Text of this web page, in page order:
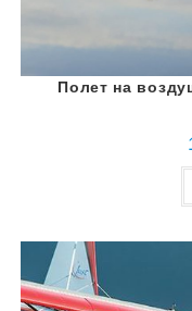
Полет на